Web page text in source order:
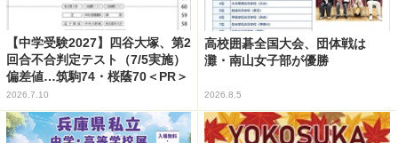
【中学受験2027】四谷大塚、第2
回合不合判定テスト（7/5実施）
偏差値…筑駒74・桜蔭70＜PR＞
2026.7.10
高校囲碁全国大会、団体戦は
灘・南山女子部が優勝
2026.8.5